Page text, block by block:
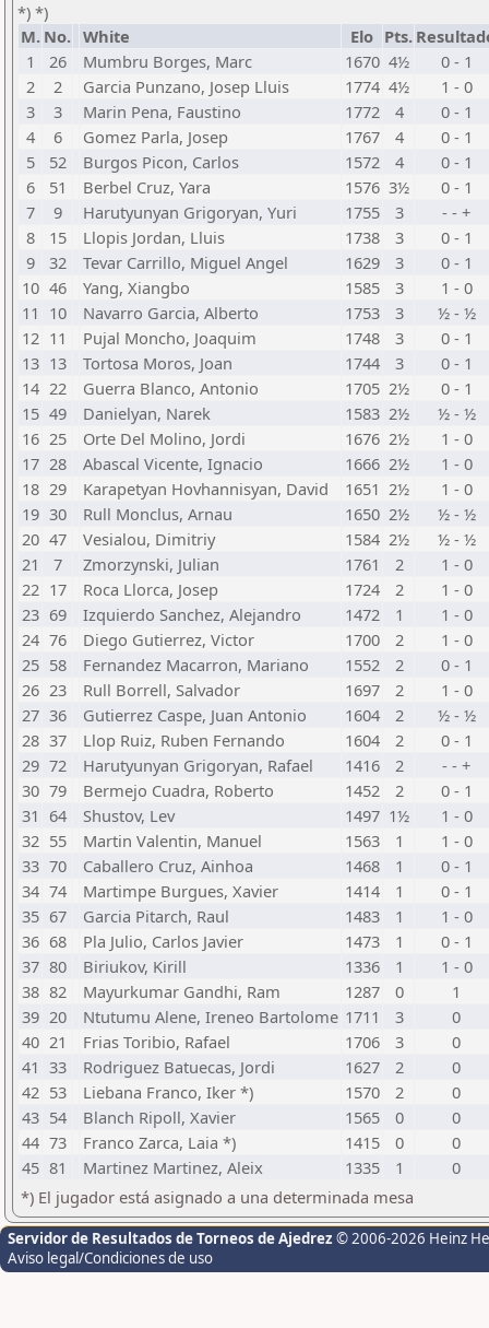
*) *)
M. No. White Elo Pts.
1
26 Mumbru Borges, Marc 1670 4½
0 - 1
2
2 Garcia Punzano, Josep Lluis 1774 4½
1 - 0
3
3 Marin Pena, Faustino 1772 4
0 - 1
4
6 Gomez Parla, Josep 1767 4
0 - 1
5
52 Burgos Picon, Carlos 1572 4
0 - 1
6
51 Berbel Cruz, Yara 1576 3½
0 - 1
7
9 Harutyunyan Grigoryan, Yuri 1755 3
- - +
8
15 Llopis Jordan, Lluis 1738 3
0 - 1
9
32 Tevar Carrillo, Miguel Angel 1629 3
0 - 1
10 46 Yang, Xiangbo 1585 3
1 - 0
11 10 Navarro Garcia, Alberto 1753 3
½ - ½
12 11 Pujal Moncho, Joaquim 1748 3
0 - 1
13 13 Tortosa Moros, Joan 1744 3
0 - 1
14 22 Guerra Blanco, Antonio 1705 2½
0 - 1
15 49 Danielyan, Narek 1583 2½
½ - ½
16 25 Orte Del Molino, Jordi 1676 2½
1 - 0
17 28 Abascal Vicente, Ignacio 1666 2½
1 - 0
18 29 Karapetyan Hovhannisyan, David 1651 2½
1 - 0
19 30 Rull Monclus, Arnau 1650 2½
½ - ½
20 47 Vesialou, Dimitriy 1584 2½
½ - ½
21
7 Zmorzynski, Julian 1761 2
1 - 0
22 17 Roca Llorca, Josep 1724 2
1 - 0
23 69 Izquierdo Sanchez, Alejandro 1472 1
1 - 0
24 76 Diego Gutierrez, Victor 1700 2
1 - 0
25 58 Fernandez Macarron, Mariano 1552 2
0 - 1
26 23 Rull Borrell, Salvador 1697 2
1 - 0
27 36 Gutierrez Caspe, Juan Antonio 1604 2
½ - ½
28 37 Llop Ruiz, Ruben Fernando 1604 2
0 - 1
29 72 Harutyunyan Grigoryan, Rafael 1416 2
- - +
30 79 Bermejo Cuadra, Roberto 1452 2
0 - 1
31 64 Shustov, Lev 1497 1½
1 - 0
32 55 Martin Valentin, Manuel 1563 1
1 - 0
33 70 Caballero Cruz, Ainhoa 1468 1
0 - 1
34 74 Martimpe Burgues, Xavier 1414 1
0 - 1
35 67 Garcia Pitarch, Raul 1483 1
1 - 0
36 68 Pla Julio, Carlos Javier 1473 1
0 - 1
37 80 Biriukov, Kirill 1336 1
1 - 0
38 82 Mayurkumar Gandhi, Ram 1287 0
1
39 20 Ntutumu Alene, Ireneo Bartolome 1711 3
0
40 21 Frias Toribio, Rafael 1706 3
0
41 33 Rodriguez Batuecas, Jordi 1627 2
0
42 53 Liebana Franco, Iker *) 1570 2
0
43 54 Blanch Ripoll, Xavier 1565 0
0
44 73 Franco Zarca, Laia *) 1415 0
0
45 81 Martinez Martinez, Aleix 1335 1
0
*) El jugador está asignado a una determinada mesa
Servidor de Resultados de Torneos de Ajedrez © 2006-2026 Heinz
Aviso legal/Condiciones de uso